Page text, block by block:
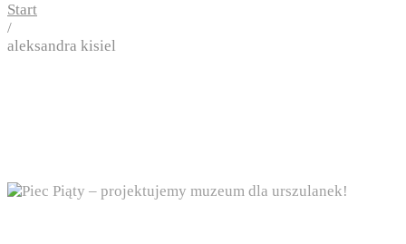
Start
/
aleksandra kisiel